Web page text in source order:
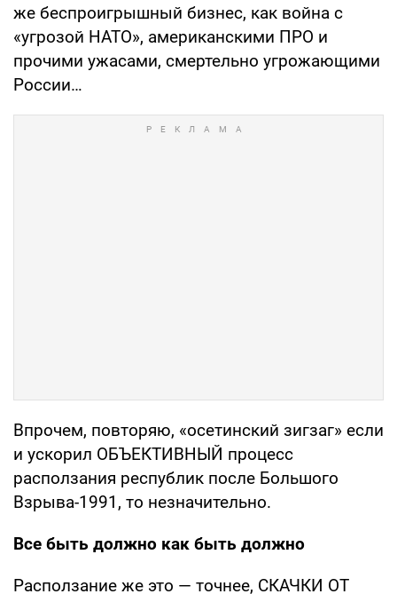
же беспроигрышный бизнес, как война с
«угрозой НАТО», американскими ПРО и
прочими ужасами, смертельно угрожающими
России…
Впрочем, повторяю, «осетинский зигзаг» если
и ускорил ОБЪЕКТИВНЫЙ процесс
расползания республик после Большого
Взрыва-1991, то незначительно.
Все быть должно как быть должно
Расползание же это — точнее, СКАЧКИ ОТ